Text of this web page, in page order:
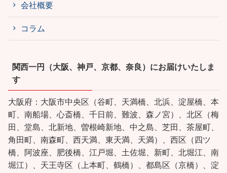
会社概要
コラム
関西一円（大阪、神戸、京都、奈良）にお届けいたしま
す
大阪府：大阪市中央区（谷町、天満橋、北浜、淀屋橋、本
町、南船場、心斎橋、千日前、難波、森ノ宮）、北区（梅
田、堂島、北新地、曽根崎新地、中之島、芝田、茶屋町、
角田町、南森町、西天満、東天満、天満）、西区（四ツ
橋、阿波座、肥後橋、江戸堀、土佐堀、新町、北堀江、南
堀江）、天王寺区（上本町、鶴橋）、都島区（京橋）、淀